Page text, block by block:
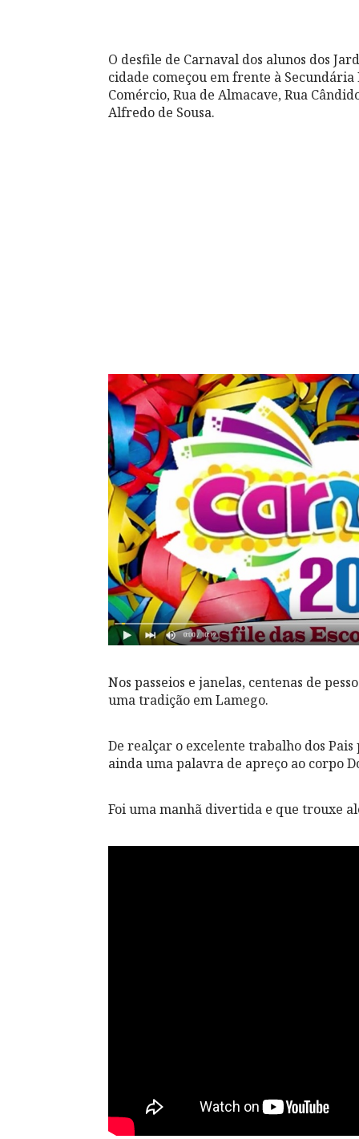
O desfile de Carnaval dos alunos dos
cidade começou em frente à
Comércio, Rua de Almacave, Rua
Alfredo de Sousa.
Nos passeios e janelas, centenas de
uma tradição em Lamego.
De realçar o excelente trabalho dos
ainda uma palavra de apreço ao corpo
Foi uma manhã divertida e que trouxe